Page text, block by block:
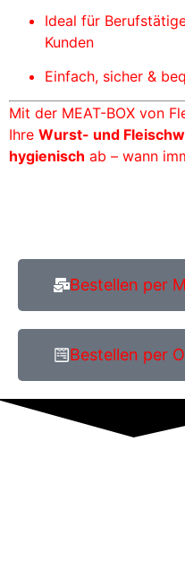
Ideal für
Kunden
Einfach, sicher &
Mit der MEAT-BOX von
Ihre Wurst- und
hygienisch ab – wann
Bestellen per
Bestellen per